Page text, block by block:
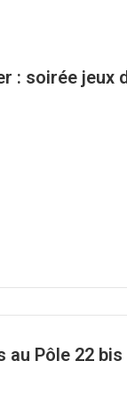
: soirée jeux
au Pôle 22 bis